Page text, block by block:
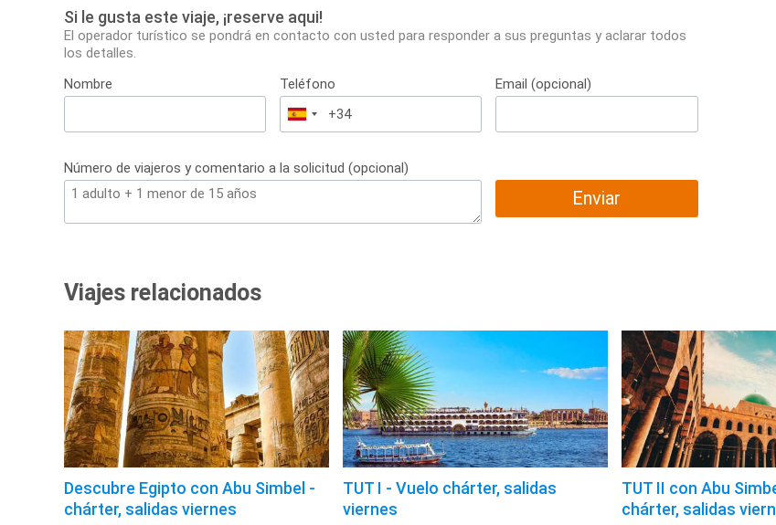
Si le gusta este viaje, ¡reserve aqui!
El operador turístico se pondrá en contacto con usted para responder a sus preguntas y aclarar todos
los detalles.
Nombre
Teléfono
España
+34
Email (opcional)
Número de viajeros y comentario a la solicitud (opcional)
Enviar
Viajes relacionados
Descubre Egipto con Abu Simbel -
chárter, salidas viernes
TUT I - Vuelo chárter, salidas
viernes
TUT II con Abu
chárter, salidas